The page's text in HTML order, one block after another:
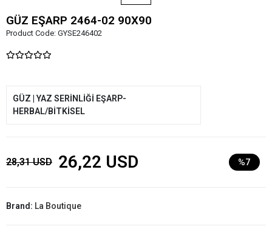
GÜZ EŞARP 2464-02 90X90
Product Code: GYSE246402
GÜZ | YAZ SERİNLİĞİ EŞARP-
HERBAL/BİTKİSEL
28,31 USD 26,22 USD %7
Brand: La Boutique